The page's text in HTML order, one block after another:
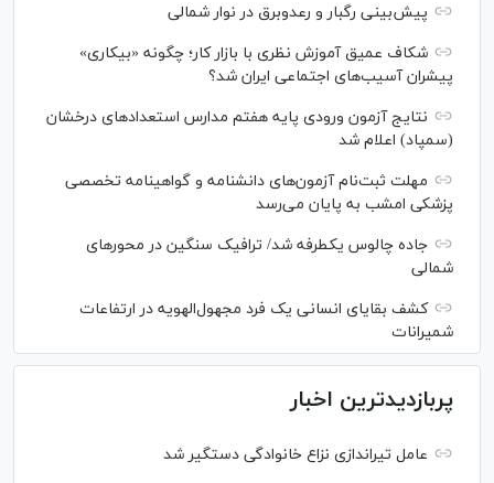
پیش‌بینی رگبار و رعدوبرق در نوار شمالی
شکاف عمیق آموزش نظری با بازار کار؛ چگونه «بیکاری»
پیشران آسیب‌های اجتماعی ایران شد؟
نتایج آزمون ورودی پایه هفتم مدارس استعدادهای درخشان
(سمپاد) اعلام شد
مهلت ثبت‌نام آزمون‌های دانشنامه و گواهینامه تخصصی
پزشکی امشب به پایان می‌رسد
جاده چالوس یکطرفه شد/ ترافیک سنگین در محورهای
شمالی
کشف بقایای انسانی یک فرد مجهول‌الهویه در ارتفاعات
شمیرانات
پربازدیدترین اخبار
عامل تیراندازی نزاع خانوادگی دستگیر شد